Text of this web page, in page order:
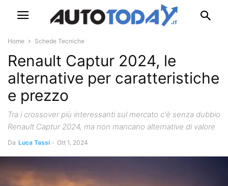
Home Schede Tecniche
Renault Captur 2024, le
alternative per caratteristiche
e prezzo
Tra i crossover più interessanti sul mercato c'è senza dubbio
Renault Captur 2024, ma non mancano alternative di valore
Da Luca Tassi - Ott 1, 2024